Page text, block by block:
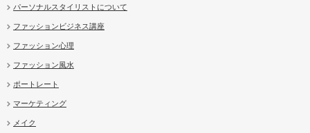
パーソナルスタイリストについて
ファッションビジネス講座
ファッション心理
ファッション風水
ポートレート
マーケティング
メイク